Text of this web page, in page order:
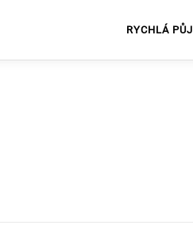
RYCHLÁ